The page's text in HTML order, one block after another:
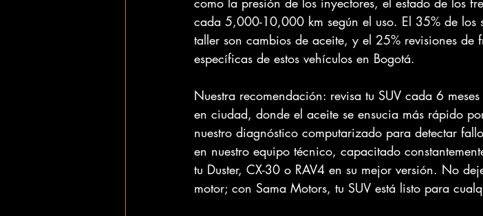
cada 5,000-10,000 km según el uso. El 35% de los
taller son cambios de aceite, y el 25% revisiones de
específicas de estos vehículos en Bogotá.
Nuestra recomendación: revisa tu SUV cada 6
en ciudad, donde el aceite se ensucia más rápido
nuestro diagnóstico computarizado para detectar
en nuestro equipo técnico, capacitado
tu Duster, CX-30 o RAV4 en su mejor versión. No
motor; con Sama Motors, tu SUV está listo para